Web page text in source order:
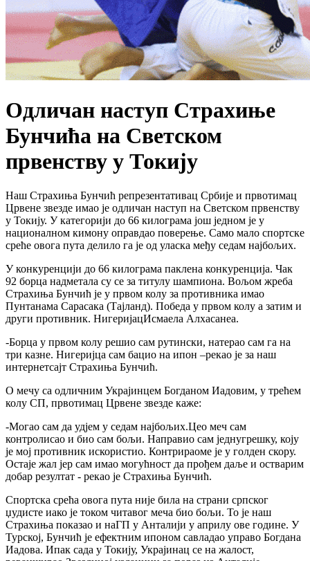
​Одличан наступ Страхиње
Бунчића на Светском
првенству у Токију
Наш Страхиња Бунчић репрезентативац Србије и првотимац
Црвене звезде имао је одличан наступ на Светском првенству
у Токију. У категорији до 66 килограма још једном је у
националном кимону оправдао поверење. Само мало спортске
среће овога пута делило га је од уласка међу седам најбољих.
У конкуренцији до 66 килограма паклена конкуренција. Чак
92 борца надметала су се за титулу шампиона. Вољом жреба
Страхиња Бунчић је у првом колу за противника имао
Пунтанама Сарасака (Тајланд). Победа у првом колу а затим и
други противник. НигеријацИсмаела Алхасанеа.
-Борца у првом колу решио сам рутински, натерао сам га на
три казне. Нигеријца сам бацио на ипон –рекао је за наш
интернетсајт Страхиња Бунчић.
О мечу са одличним Украјинцем Богданом Иадовим, у трећем
колу СП, првотимац Црвене звезде каже:
-Могао сам да удјем у седам најбољих.Цео меч сам
контролисао и био сам бољи. Направио сам једнугрешку, коју
је мој противник искористио. Контрираоме је у голден скору.
Остаје жал јер сам имао могућност да прођем даље и остварим
добар резултат - рекао је Страхиња Бунчић.
Спортска срећа овога пута није била на страни српског
џудисте иако је током читавог меча био бољи. То је наш
Страхиња показао и наГП у Анталији у априлу ове године. У
Турској, Бунчић је ефектним ипоном савладао управо Богдана
Иадова. Ипак сада у Токију, Украјинац се на жалост,